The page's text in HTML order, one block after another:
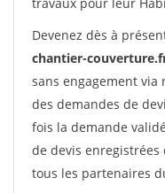
Devenez dès à
chantier-
sans engagement
des demandes de
fois la demande
de devis
tous les partenaires